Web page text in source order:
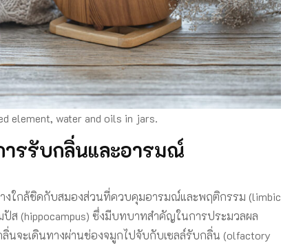
element, water and oils in jars.
ารรับกลิ่นและอารมณ์
งใกล้ชิดกับสมองส่วนที่ควบคุมอารมณ์และพฤติกรรม (limbic
ปัส (hippocampus) ซึ่งมีบทบาทสำคัญในการประมวลผล
นจะเดินทางผ่านช่องจมูกไปจับกับเซลล์รับกลิ่น (olfactory